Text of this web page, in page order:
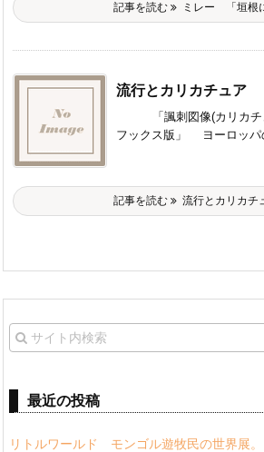
記事を読む ミレー 「垣根
流行とカリカチュア
「諷刺図像(カリカチ
フックス版」 ヨーロッパ
記事を読む 流行とカリカチ
最近の投稿
リトルワールド モンゴル遊牧民の世界展。